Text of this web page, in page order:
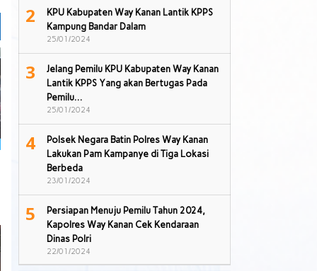
2
KPU Kabupaten Way Kanan Lantik KPPS
Kampung Bandar Dalam
25/01/2024
3
Jelang Pemilu KPU Kabupaten Way Kanan
Lantik KPPS Yang akan Bertugas Pada
Pemilu…
25/01/2024
4
Polsek Negara Batin Polres Way Kanan
Lakukan Pam Kampanye di Tiga Lokasi
Berbeda
23/01/2024
5
Persiapan Menuju Pemilu Tahun 2024,
Kapolres Way Kanan Cek Kendaraan
Dinas Polri
22/01/2024